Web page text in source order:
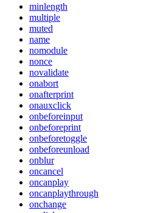
minlength
multiple
muted
name
nomodule
nonce
novalidate
onabort
onafterprint
onauxclick
onbeforeinput
onbeforeprint
onbeforetoggle
onbeforeunload
onblur
oncancel
oncanplay
oncanplaythrough
onchange